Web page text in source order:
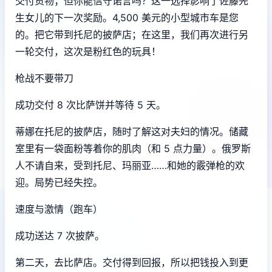
生女儿的下一次奖励。4,500 美元的小型城市车是您
的。把它带到托尼的披萨店；在这里，我们再次进行另
一轮交付，这次是粉红色的玩具！
枪战不要带刀
成功交付 8 次比萨饼并等待 5 天。
蒂娜在托尼的披萨店，随时了解这对夫妇的情况。储藏
室里有一袋面粉等着你的肌肉（和 5 点力量）。俄罗斯
人不请自来，受到托尼、玛丽亚……和她的霰弹枪的欢
迎。局势已经失控。
速度与激情（跑车）
成功送达 7 次披萨。
第二天，去比萨店。交付得到回报，所以把钱投入到更